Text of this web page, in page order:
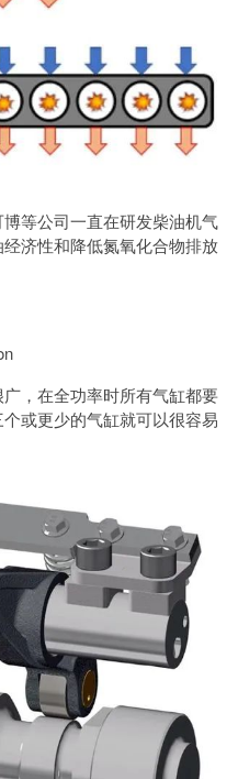
等公司一直在研发柴油机气
济性和降低氮氧化合物排放
，在全功率时所有气缸都要
或更少的气缸就可以很容易